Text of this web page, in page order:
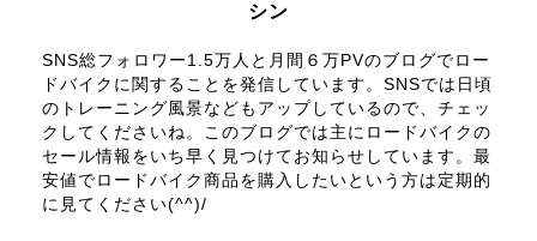
シン
SNS総フォロワー1.5万人と月間６万PVのブログでロー
ドバイクに関することを発信しています。SNSでは日頃
のトレーニング風景などもアップしているので、チェッ
クしてくださいね。このブログでは主にロードバイクの
セール情報をいち早く見つけてお知らせしています。最
安値でロードバイク商品を購入したいという方は定期的
に見てください(^^)/